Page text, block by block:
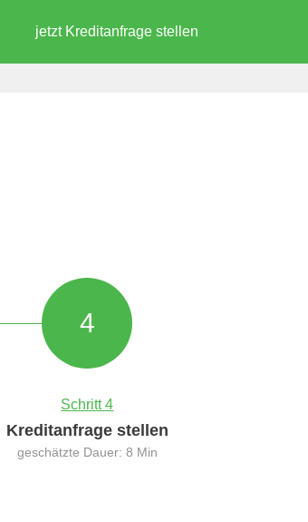
jetzt Kreditanfrage stellen
4
Schritt 4
Kreditanfrage stellen
geschätzte Dauer: 8 Min